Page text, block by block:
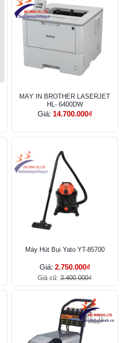
MÁY IN BROTHER LASERJET
HL- 6400DW
Giá: 14.700.000₫
Máy Hút Bụi Yato YT-85700
Giá: 2.750.000₫
Giá cũ: 3.400.000₫